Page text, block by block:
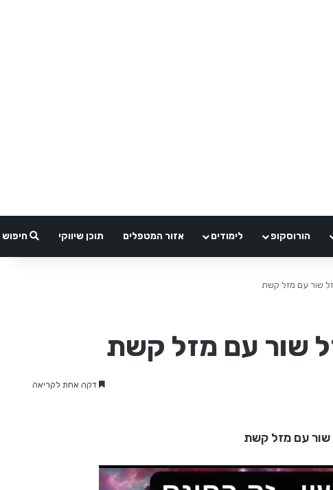
הורוסקופ לימודים אזור המטפלים תוכן שיווקי חיפוש
שור עם מזל קשת
שור עם מזל קשת
דקה אחת לקריאה
שור עם מזל קשת